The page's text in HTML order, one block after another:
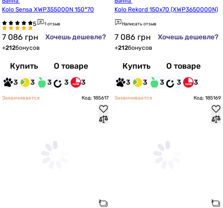
Kolo Sensa XWP355000N 150*70
1 отзыв
7 086 грн Хочешь дешевле?
+212бонусов
Купить О товаре
3 3 3 3 3
Kolo Rekord 150x70 (XWP3650000N)
Написать отзыв
7 086 грн Хочешь дешевле?
+212бонусов
Купить О товаре
3 3 3 3 3
Заканчивается Код: 185617 Заканчивается Код: 185169